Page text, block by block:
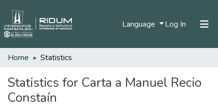
Language Log In (current)
Communities & Collections
Home Statistics
Statistics for Carta a Manuel Recio
Constaín